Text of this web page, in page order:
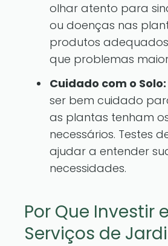
olhar atento para
ou doenças nas
produtos
que problemas
Cuidado com o Solo:
ser bem cuidado
as plantas tenham
necessários. Testes
ajudar a entender
necessidades.
Por Que Investir
Serviços de